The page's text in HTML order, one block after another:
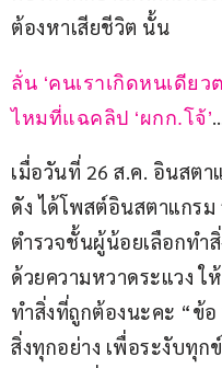
ต้องหาเสียชีวิต นั้น
ลั่น ‘คนเราเกิดหนเดีย
ไหมที่แฉคลิป ‘ผกก.โจ้’
เมื่อวันที่ 26 ส.ค. อินสต
ดัง ได้โพสต์อินสตาแกร
ตำรวจชั้นผู้น้อยเลือกทำ
ด้วยความหวาดระแวง
ทำสิ่งที่ถูกต้องนะคะ “ข้อ
สิ่งทุกอย่าง เพื่อระงับทุ